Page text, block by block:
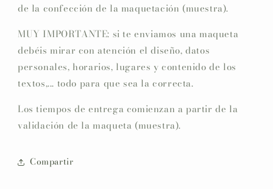
de la confección de la maquetación (muestra).
MUY IMPORTANTE: si te enviamos una maqueta
debéis mirar con atención el diseño, datos
personales, horarios, lugares y contenido de los
textos,... todo para que sea la correcta.
Los tiempos de entrega comienzan a partir de la
validación de la maqueta (muestra).
Compartir